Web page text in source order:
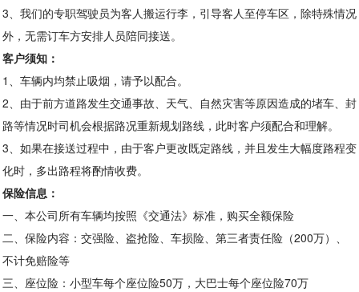
3、我们的专职驾驶员为客人搬运行李，引导客人至停车区，除特殊情况
外，无需订车方安排人员陪同接送。
客户须知：
1、车辆内均禁止吸烟，请予以配合。
2、由于前方道路发生交通事故、天气、自然灾害等原因造成的堵车、封
路等情况时司机会根据路况重新规划路线，此时客户须配合和理解。
3、如果在接送过程中，由于客户更改既定路线，并且发生大幅度路程变
化时，多出路程将酌情收费。
保险信息：
一、本公司所有车辆均按照《交通法》标准，购买全额保险
二、保险内容：交强险、盗抢险、车损险、第三者责任险（200万）、
不计免赔险等
三、座位险：小型车每个座位险50万，大巴士每个座位险70万